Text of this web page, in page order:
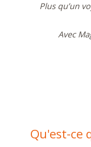
Plus qu’un
Avec
Qu'est-ce